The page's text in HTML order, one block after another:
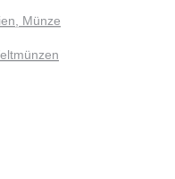
Münze